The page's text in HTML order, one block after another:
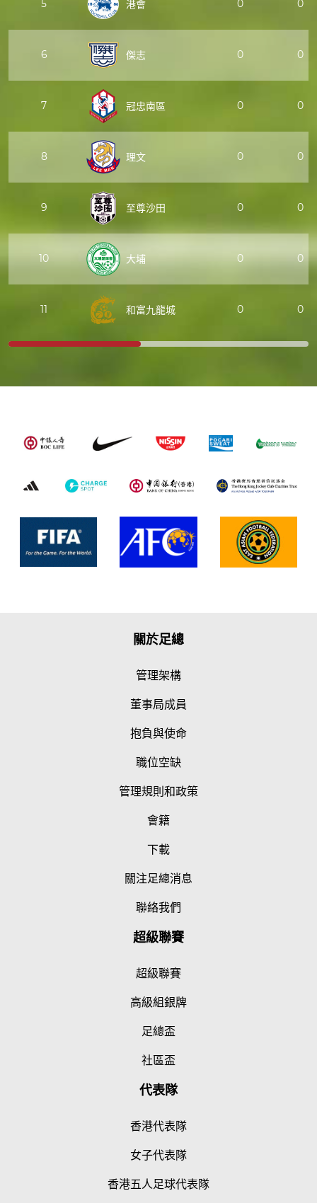
5 港會 0 0
6 傑志 0 0
7 冠忠南區 0 0
8 理文 0 0
9 至尊沙田 0 0
10 大埔 0 0
11 和富九龍城 0 0
關於足總
管理架構
董事局成員
抱負與使命
職位空缺
管理規則和政策
會籍
下載
關注足總消息
聯絡我們
超級聯賽
超級聯賽
高級組銀牌
足總盃
社區盃
代表隊
香港代表隊
女子代表隊
香港五人足球代表隊